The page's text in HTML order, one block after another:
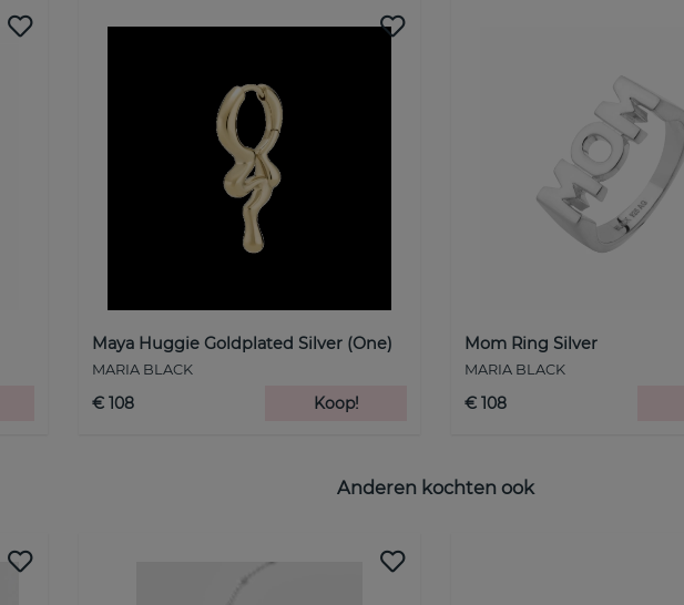
Maya Huggie Goldplated Silver (One)
MARIA BLACK
€ 108 Koop!
Mom Ring Silver
MARIA BLACK
€ 108
Anderen kochten ook